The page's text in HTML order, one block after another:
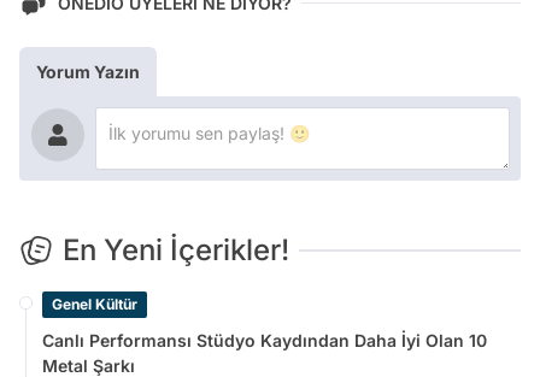
Yorum Yazın
En Yeni İçerikler!
Genel Kültür
Canlı Performansı Stüdyo Kaydından Daha İyi Olan 10
Metal Şarkı